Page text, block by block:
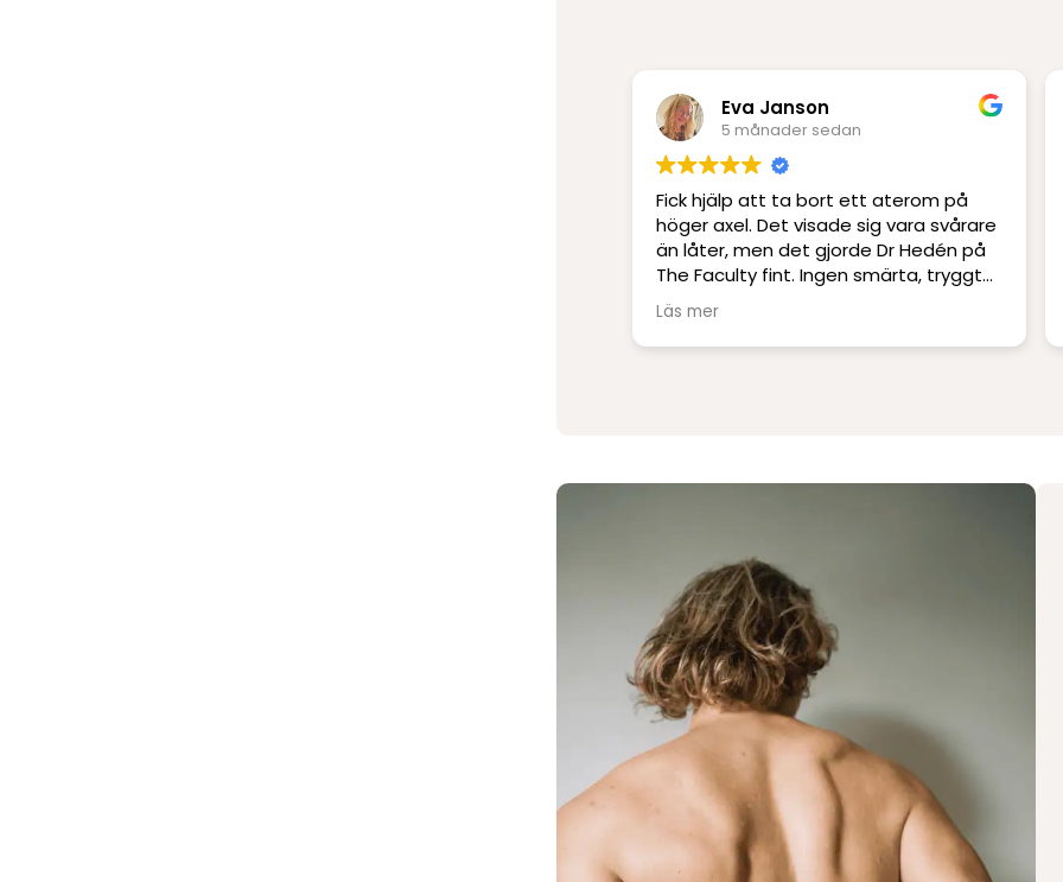
Rima Mir Fakhraei
6 månader sedan
Platskirurgi i världsklass. Ett
professionellt klinik med Sveriges
skickligaste och mest erfarna läkare.
Jag har blivit opererad på andra kliniker
service på denna nivå.
Läs mer